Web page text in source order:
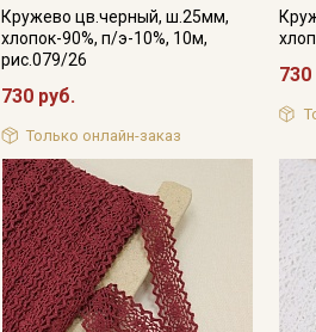
Кружево цв.черный, ш.25мм,
хлопок-90%, п/э-10%, 10м,
рис.079/26
730 руб.
Только онлайн-заказ
730
Мы